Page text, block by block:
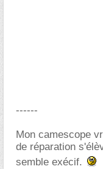
------
Mon camescope
de réparation
semble exécif.